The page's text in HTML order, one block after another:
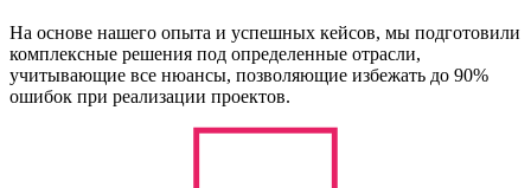
На основе нашего опыта и успешных кейсов, мы подготовили
комплексные решения под определенные отрасли,
учитывающие все нюансы, позволяющие избежать до 90%
ошибок при реализации проектов.